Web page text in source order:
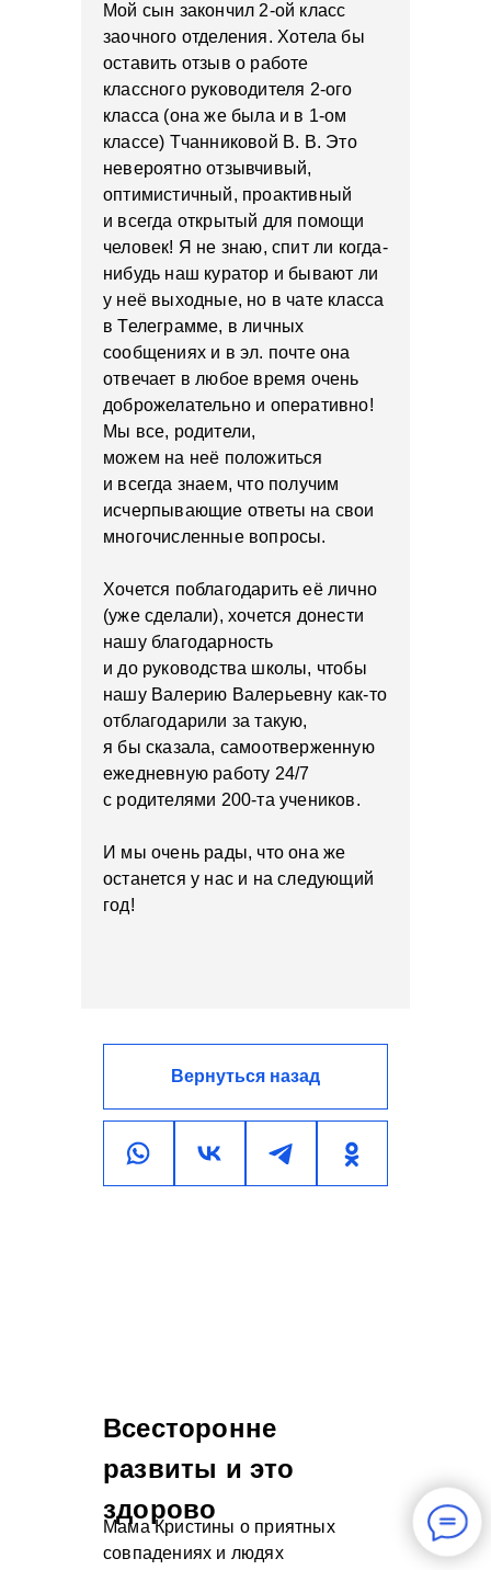
Вернуться назад
Мой сын закончил 2-ой класс
заочного отделения. Хотела бы
оставить отзыв о работе
классного руководителя 2-ого
класса (она же была и в 1-ом
классе) Тчанниковой В. В. Это
невероятно отзывчивый,
оптимистичный, проактивный
и всегда открытый для помощи
человек! Я не знаю, спит ли когда-
нибудь наш куратор и бывают ли
у неё выходные, но в чате класса
в Телеграмме, в личных
сообщениях и в эл. почте она
отвечает в любое время очень
доброжелательно и оперативно!
Мы все, родители,
можем на неё положиться
и всегда знаем, что получим
исчерпывающие ответы на свои
многочисленные вопросы.
Хочется поблагодарить её лично
(уже сделали), хочется донести
нашу благодарность
и до руководства школы, чтобы
нашу Валерию Валерьевну как-то
отблагодарили за такую,
я бы сказала, самоотверженную
ежедневную работу 24/7
с родителями 200-та учеников.
И мы очень рады, что она же
останется у нас и на следующий
год!
Всесторонне
развиты и это
здорово
Мама Кристины о приятных
совпадениях и людях